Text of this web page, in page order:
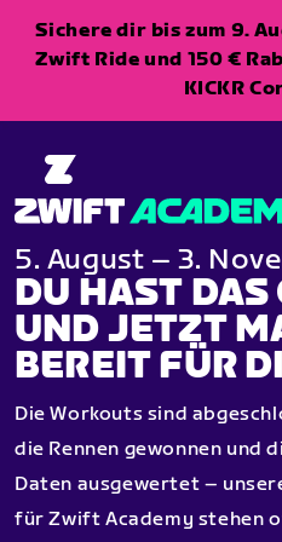
Sichere dir bis zum 9.
Zwift Ride und 150 €
KICKR
5. August – 3.
DU HAST DAS
UND JETZT
BEREIT FÜR
Die Workouts sind
die Rennen gewonnen und
Daten ausgewertet –
für Zwift Academy stehen